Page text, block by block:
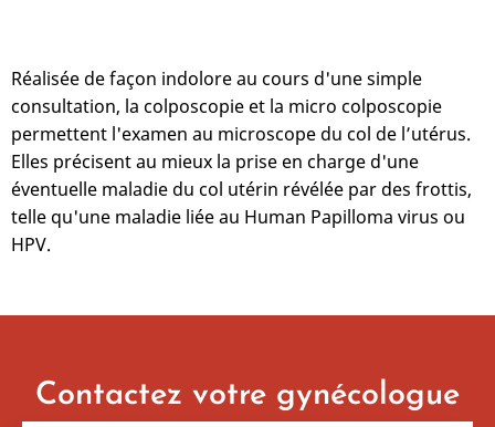
Réalisée de façon indolore au cours d'une simple
consultation, la colposcopie et la micro colposcopie
permettent l'examen au microscope du col de l’utérus.
Elles précisent au mieux la prise en charge d'une
éventuelle maladie du col utérin révélée par des frottis,
telle qu'une maladie liée au Human Papilloma virus ou
HPV.
Contactez votre gynécologue